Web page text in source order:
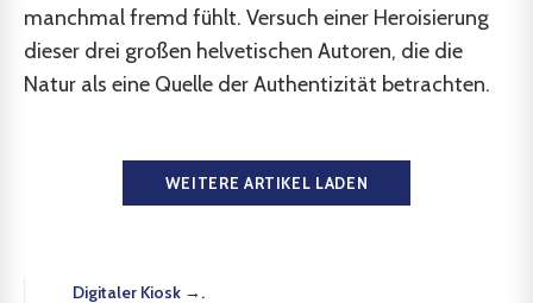
manchmal fremd fühlt. Versuch einer Heroisierung
dieser drei großen helvetischen Autoren, die die
Natur als eine Quelle der Authentizität betrachten.
WEITERE ARTIKEL LADEN
Digitaler Kiosk →.